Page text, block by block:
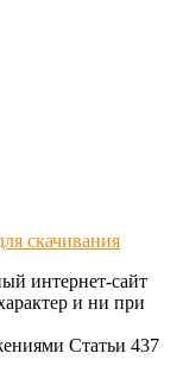
скачивания
интернет-сайт
и ни при
Статьи 437